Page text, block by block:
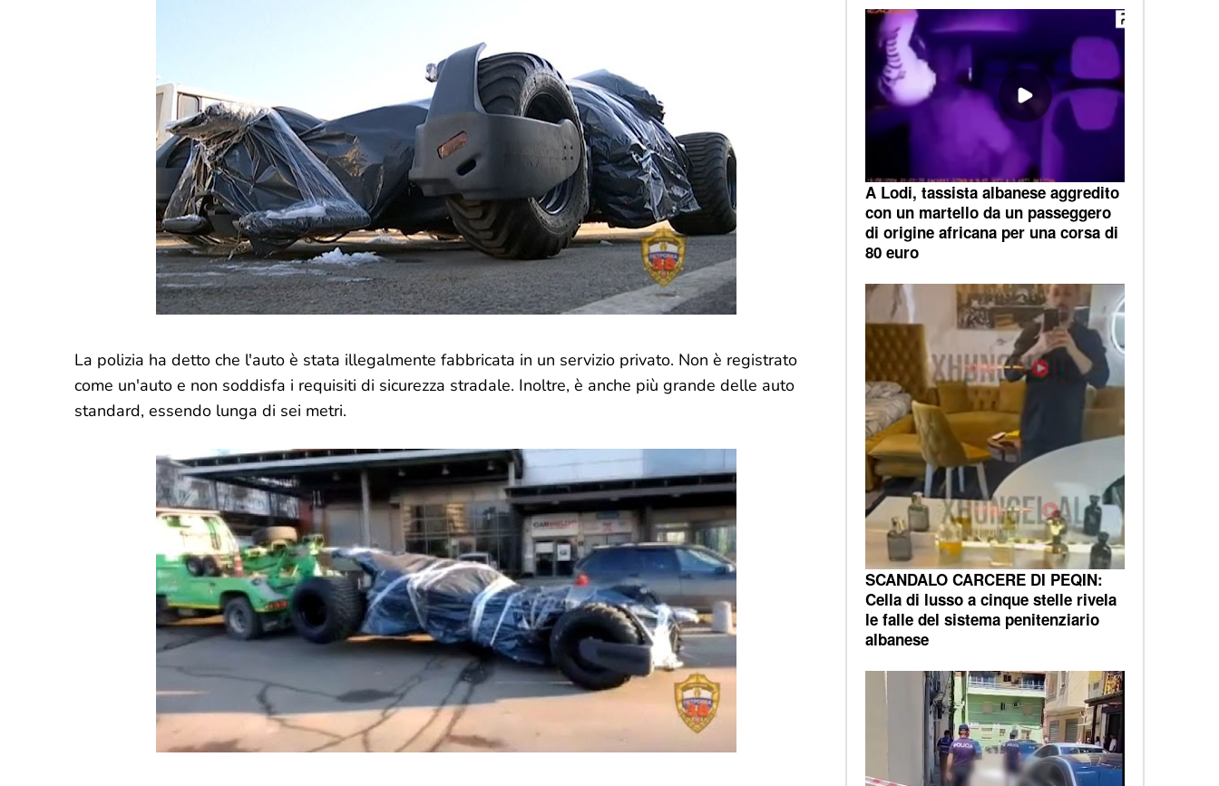
La polizia ha detto che l'auto è stata illegalmente fabbricata in un servizio privato. Non è registrato
come un'auto e non soddisfa i requisiti di sicurezza stradale. Inoltre, è anche più grande delle auto
standard, essendo lunga di sei metri.
A Lodi, tassista albanese aggredito
con un martello da un passeggero
di origine africana per una corsa di
80 euro
SCANDALO CARCERE DI PEQIN:
Cella di lusso a cinque stelle rivela
le falle del sistema penitenziario
albanese